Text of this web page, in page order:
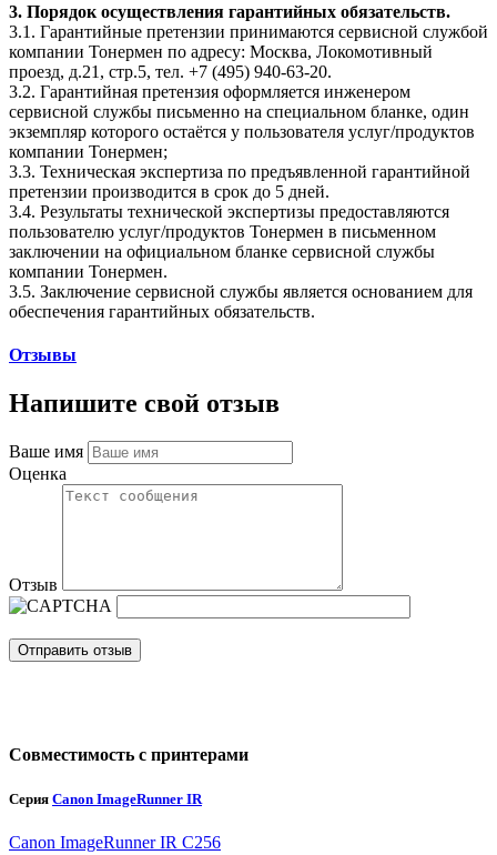
3. Порядок осуществления гарантийных обязательств.
3.1. Гарантийные претензии принимаются сервисной службой
компании Тонермен по адресу: Москва, Локомотивный
проезд, д.21, стр.5, тел. +7 (495) 940-63-20.
3.2. Гарантийная претензия оформляется инженером
сервисной службы письменно на специальном бланке, один
экземпляр которого остаётся у пользователя услуг/продуктов
компании Тонермен;
3.3. Техническая экспертиза по предъявленной гарантийной
претензии производится в срок до 5 дней.
3.4. Результаты технической экспертизы предоставляются
пользователю услуг/продуктов Тонермен в письменном
заключении на официальном бланке сервисной службы
компании Тонермен.
3.5. Заключение сервисной службы является основанием для
обеспечения гарантийных обязательств.
Отзывы
Напишите свой отзыв
Ваше имя
Оценка
Отзыв
Отправить отзыв
Совместимость с принтерами
Серия Canon ImageRunner IR
Canon ImageRunner IR C256